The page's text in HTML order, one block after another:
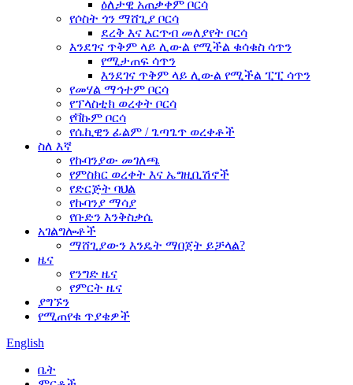
ዕለታዊ አጠቃቀም ቦርሳ
የሶስት ጎን ማሸጊያ ቦርሳ
ደረቅ እና እርጥብ መለያየት ቦርሳ
እንደገና ጥቅም ላይ ሊውል የሚችል ቁሳቁስ ሳጥን
የሚታጠፍ ሳጥን
እንደገና ጥቅም ላይ ሊውል የሚችል ፒፒ ሳጥን
የመሃል ማኅተም ቦርሳ
የፕላስቲክ ወረቀት ቦርሳ
የቫኩም ቦርሳ
የሴኪዊን ፊልም / ጌጣጌጥ ወረቀቶች
ስለ እኛ
የኩባንያው መገለጫ
የምስክር ወረቀት እና ኤግዚቢሽኖች
የድርጅት ባህል
የኩባንያ ማሳያ
የቡድን እንቅስቃሴ
አገልግሎቶች
ማሸጊያውን እንዴት ማበጀት ይቻላል?
ዜና
የንግድ ዜና
የምርት ዜና
ያግኙን
የሚጠየቁ ጥያቄዎች
English
ቤት